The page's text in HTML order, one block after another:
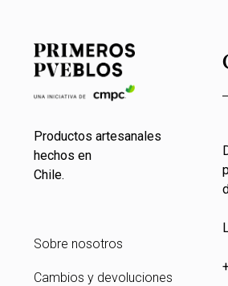
Productos artesanales
hechos en
Chile.
Sobre nosotros
Cambios y devoluciones